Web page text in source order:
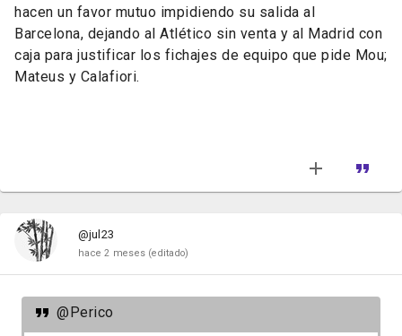
hacen un favor mutuo impidiendo su salida al
Barcelona, dejando al Atlético sin venta y al Madrid con
caja para justificar los fichajes de equipo que pide Mou;
Mateus y Calafiori.
@jul23
hace 2 meses (editado)
@Perico